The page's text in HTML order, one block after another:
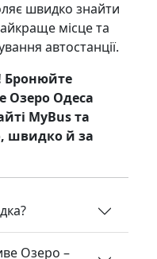
швидко знайти
місце та
автостанції.
Бронюйте
Озеро Одеса
MyBus та
швидко й за
Озеро –